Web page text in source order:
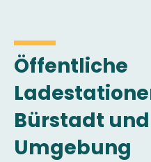
Öffentliche
Bürstadt und
Umgebung